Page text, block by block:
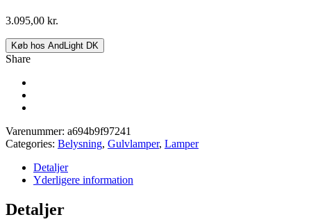
3.095,00 kr.
Køb hos AndLight DK
Share
Varenummer: a694b9f97241
Categories: Belysning, Gulvlamper, Lamper
Detaljer
Yderligere information
Detaljer